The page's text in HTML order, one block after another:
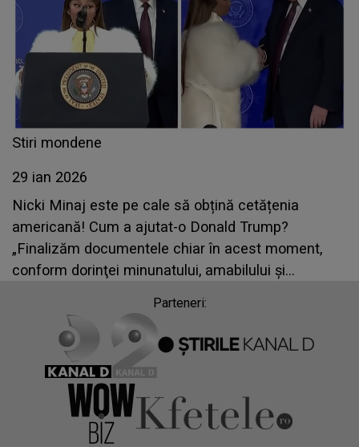
Stiri mondene
29 ian 2026
Nicki Minaj este pe cale să obțină cetățenia
americană! Cum a ajutat-o Donald Trump?
„Finalizăm documentele chiar în acest moment,
conform dorinţei minunatului, amabilului şi
Parteneri: